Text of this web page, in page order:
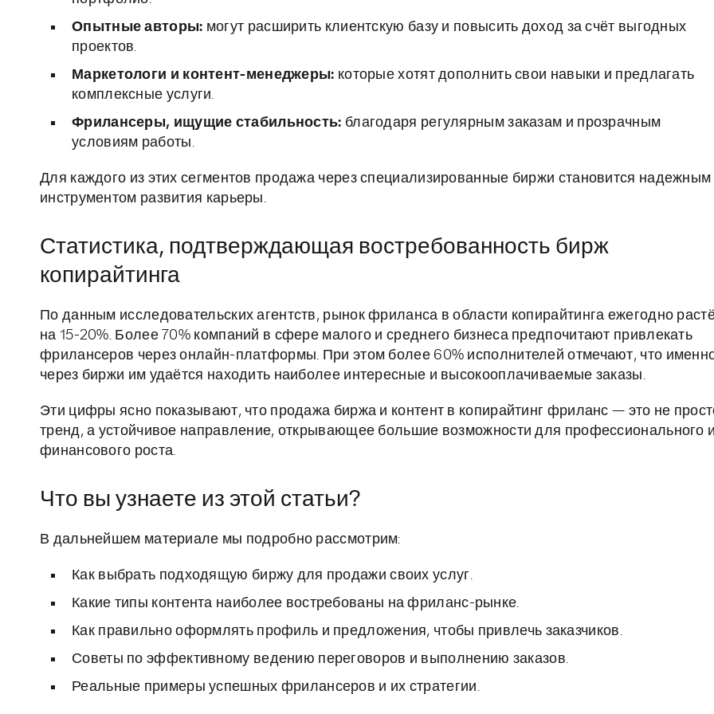
Опытные авторы: могут расширить клиентскую базу и повысить доход за счёт выгодных
проектов.
Маркетологи и контент-менеджеры: которые хотят дополнить свои навыки и предлагать
комплексные услуги.
Фрилансеры, ищущие стабильность: благодаря регулярным заказам и прозрачным
условиям работы.
Для каждого из этих сегментов продажа через специализированные биржи становится надежным
инструментом развития карьеры.
Статистика, подтверждающая востребованность бирж
копирайтинга
По данным исследовательских агентств, рынок фриланса в области копирайтинга ежегодно
на 15-20%. Более 70% компаний в сфере малого и среднего бизнеса предпочитают привлекать
фрилансеров через онлайн-платформы. При этом более 60% исполнителей отмечают, что
через биржи им удаётся находить наиболее интересные и высокооплачиваемые заказы.
Эти цифры ясно показывают, что продажа биржа и контент в копирайтинг фриланс — это не
тренд, а устойчивое направление, открывающее большие возможности для профессионального
финансового роста.
Что вы узнаете из этой статьи?
В дальнейшем материале мы подробно рассмотрим:
Как выбрать подходящую биржу для продажи своих услуг.
Какие типы контента наиболее востребованы на фриланс-рынке.
Как правильно оформлять профиль и предложения, чтобы привлечь заказчиков.
Советы по эффективному ведению переговоров и выполнению заказов.
Реальные примеры успешных фрилансеров и их стратегии.